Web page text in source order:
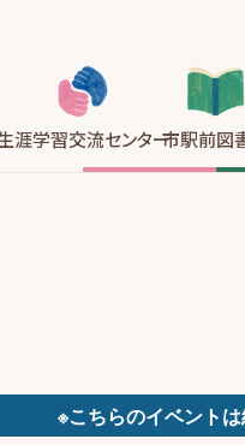
涯学習交流センター市駅前図
※こちらのイベント